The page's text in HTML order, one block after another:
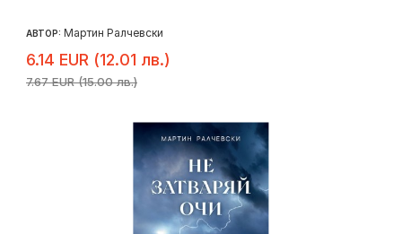
АВТОР: Мартин Ралчевски
6.14 EUR (12.01 лв.)
7.67 EUR (15.00 лв.)